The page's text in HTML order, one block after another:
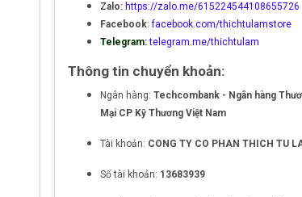
Zalo: https://zalo.me/615224544108655726
Facebook:facebook.com/thichtulamstore
Telegram: telegram.me/thichtulam
Thông tin chuyển khoản:
Ngân hàng: Techcombank - Ngân hàng
Mại CP Kỹ Thương Việt Nam
Tài khoản: CONG TY CO PHAN THICH TU
Số tài khoản: 13683939